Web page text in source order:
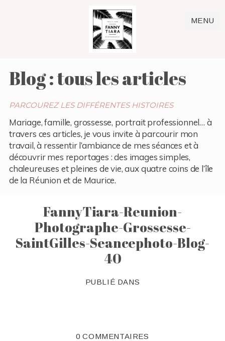
MENU
Blog : tous les articles
PARCOUREZ LES DIFFÉRENTES HISTOIRES
Mariage, famille, grossesse, portrait professionnel… à
travers ces articles, je vous invite à parcourir mon
travail, à ressentir l’ambiance de mes séances et à
découvrir mes reportages : des images simples,
chaleureuses et pleines de vie, aux quatre coins de l’île
de la Réunion et de Maurice.
FannyTiara-Reunion-
Photographe-Grossesse-
SaintGilles-Seancephoto-Blog-
40
PUBLIÉ DANS
0 COMMENTAIRES